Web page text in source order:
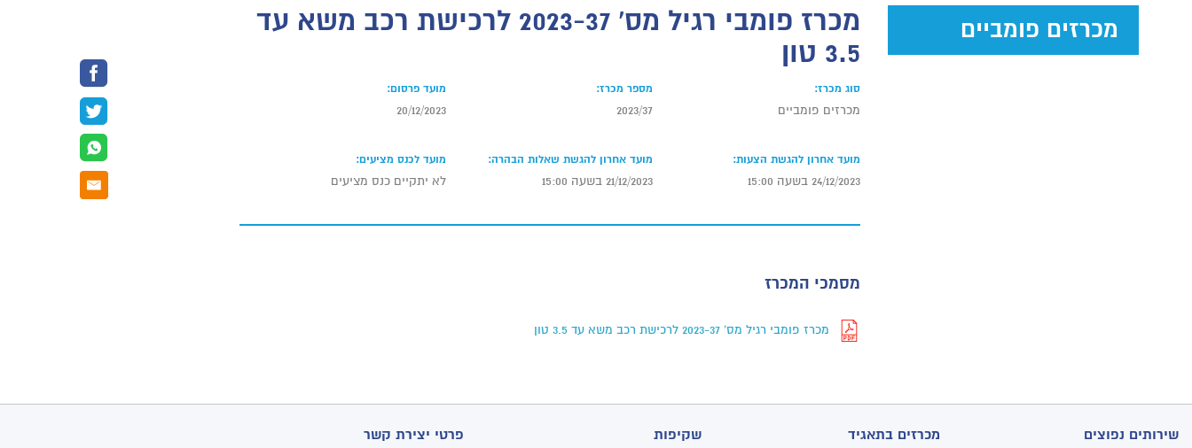
מכרזים פומביים
מכרז פומבי רגיל מס' 2023-37 לרכישת רכב משא עד
3.5 טון
סוג מכרז:
מכרזים פומביים
מספר מכרז:
2023/37
מועד פרסום:
20/12/2023
מועד אחרון להגשת הצעות:
24/12/2023 בשעה 15:00
מועד אחרון להגשת שאלות הבהרה:
21/12/2023 בשעה 15:00
מועד לכנס מציעים:
לא יתקיים כנס מציעים
מסמכי המכרז
מכרז פומבי רגיל מס' 2023-37 לרכישת רכב משא עד 3.5 טון
שירותים נפוצים
מכרזים בתאגיד
שקיפות
פרטי יצירת קשר